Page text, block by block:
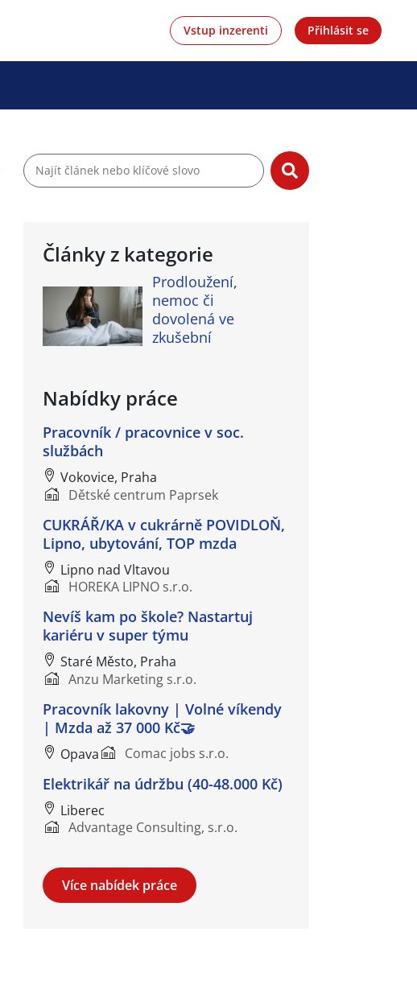
Vstup inzerenti Přihlásit se
Články z kategorie
Prodloužení,
nemoc či
dovolená ve
zkušební
Nabídky práce
Pracovník / pracovnice v soc.
službách
Vokovice, Praha
Dětské centrum Paprsek
CUKRÁŘ/KA v cukrárně POVIDLOŇ,
Lipno, ubytování, TOP mzda
Lipno nad Vltavou
HOREKA LIPNO s.r.o.
Nevíš kam po škole? Nastartuj
kariéru v super týmu
Staré Město, Praha
Anzu Marketing s.r.o.
Pracovník lakovny | Volné víkendy
| Mzda až 37 000 Kč🤝
Opava Comac jobs s.r.o.
Elektrikář na údržbu (40-48.000 Kč)
Liberec
Advantage Consulting, s.r.o.
Více nabídek práce